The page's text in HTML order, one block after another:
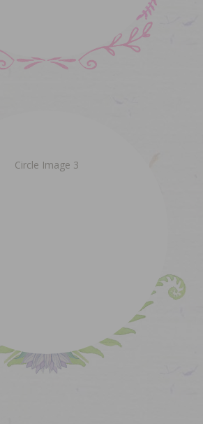
Circle Image 3